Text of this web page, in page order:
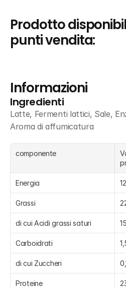
Prodotto
punti vendita:
Informazioni
Ingredienti
Latte, Fermenti lattici, Sale,
Aroma di affumicatura
componente
Energia
Grassi
di cui Acidi grassi saturi
Carboidrati
di cui Zuccheri
Proteine